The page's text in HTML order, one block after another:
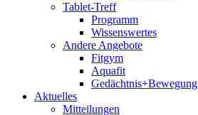
Tablet-Treff
Programm
Wissenswertes
Andere Angebote
Fitgym
Aquafit
Gedächtnis+Bewegung
Aktuelles
Mitteilungen